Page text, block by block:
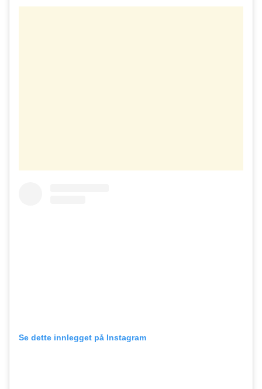
Se dette innlegget på Instagram